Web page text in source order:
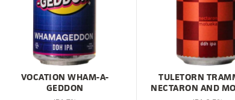
VOCATION WHAM-A-
GEDDON
TULETORN
NECTARON AND